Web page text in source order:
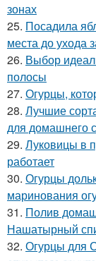
зонах
25. Посадила
места до ухода
26. Выбор
полосы
27. Огурцы,
28. Лучшие
для домашнего
29. Луковицы в
работает
30. Огурцы
маринования
31. Полив
Нашатырный
32. Огурцы для